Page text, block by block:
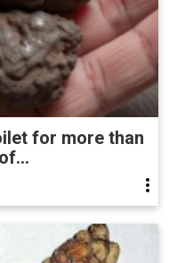
for more than